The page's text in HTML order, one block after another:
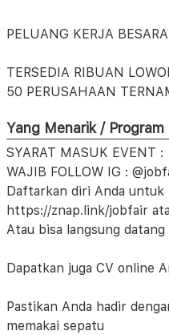
PELUANG KERJA
TERSEDIA RIBUAN
50 PERUSAHAAN
Yang Menarik / Program
SYARAT MASUK EVENT :
WAJIB FOLLOW IG :
Daftarkan diri Anda
https://znap.link/jobfair
Atau bisa langsung
Dapatkan juga CV online
Pastikan Anda hadir
memakai sepatu